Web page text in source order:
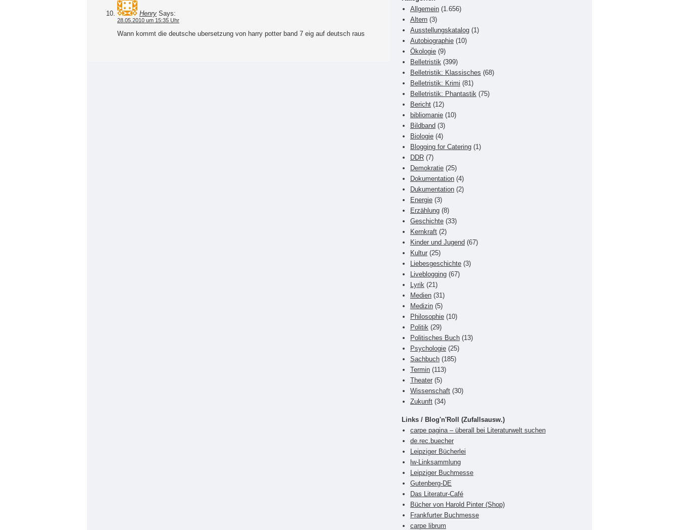
Henry Says:
28.05.2010 um 15:35 Uhr
Wann kommt die deutsche ubersetzung von harry potter band 7 eig auf deutsch raus
Allgemein (1.656)
Altern (3)
Ausstellungskatalog (1)
Autobiographie (10)
Ökologie (9)
Belletristik (399)
Belletristik: Klassisches (68)
Belletristik: Krimi (81)
Belletristik: Phantastik (75)
Bericht (12)
bibliomanie (10)
Bildband (3)
Biologie (4)
Blogging for Catering (1)
DDR (7)
Demokratie (25)
Dokumentation (4)
Dukumentation (2)
Energie (3)
Erzählung (8)
Geschichte (33)
Kernkraft (2)
Kinder und Jugend (67)
Kultur (25)
Liebesgeschichte (3)
Liveblogging (67)
Lyrik (21)
Medien (31)
Medizin (5)
Philosophie (10)
Politik (29)
Politisches Buch (13)
Psychologie (25)
Sachbuch (185)
Termin (113)
Theater (5)
Wissenschaft (30)
Zukunft (34)
Links / Blog'n'Roll (Zufallsausw.)
carpe pagina – überall bei Literaturwelt suchen
de.rec.buecher
Leipziger Bücherlei
lw-Linksammlung
Leipziger Buchmesse
Gutenberg-DE
Das Literatur-Café
Bücher von Harold Pinter (Shop)
Frankfurter Buchmesse
carpe librum